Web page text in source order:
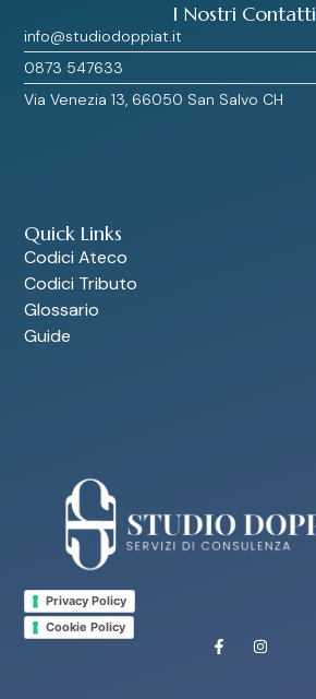
Privacy Policy
Cookie Policy
Quick Links
Codici Ateco
Codici Tributo
Glossario
Guide
I Nostri Contatti
info@studiodoppiat.it
0873 547633
Via Venezia 13, 66050 San Salvo CH